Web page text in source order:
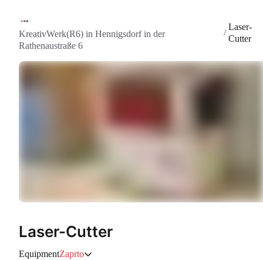
KreativWerk(R6) in Hennigsdorf in der
Rathenaustraße 6
/
Laser-
Cutter
Laser-Cutter
EquipmentZaprto